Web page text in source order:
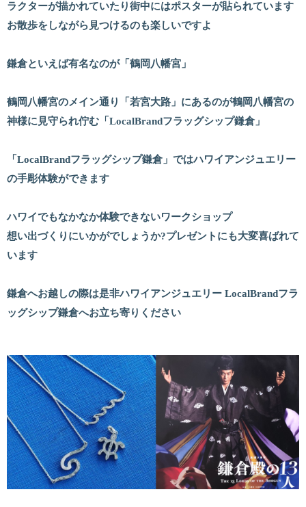
ラクターが描かれていたり街中にはポスターが貼られています
お散歩をしながら見つけるのも楽しいですよ
鎌倉といえば有名なのが「鶴岡八幡宮」
鶴岡八幡宮のメイン通り「若宮大路」にあるのが鶴岡八幡宮の
神様に見守られ佇む「LocalBrandフラッグシップ鎌倉」
「LocalBrandフラッグシップ鎌倉」ではハワイアンジュエリー
の手彫体験ができます
ハワイでもなかなか体験できないワークショップ
想い出づくりにいかがでしょうか?プレゼントにも大変喜ばれて
います
鎌倉へお越しの際は是非ハワイアンジュエリー LocalBrandフラ
ッグシップ鎌倉へお立ち寄りください